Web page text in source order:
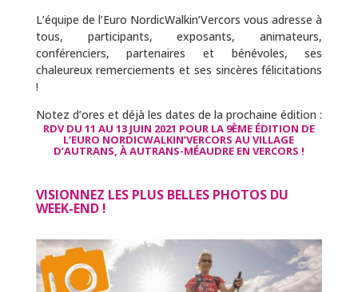
L’équipe de l’Euro NordicWalkin’Vercors vous adresse à
tous, participants, exposants, animateurs,
conférenciers, partenaires et bénévoles, ses
chaleureux remerciements et ses sincères félicitations
!
Notez d’ores et déjà les dates de la prochaine édition :
RDV DU 11 AU 13 JUIN 2021 POUR LA 9ÈME ÉDITION DE
L’EURO NORDICWALKIN’VERCORS AU VILLAGE
D’AUTRANS, À AUTRANS-MÉAUDRE EN VERCORS !
VISIONNEZ LES PLUS BELLES PHOTOS DU
WEEK-END !